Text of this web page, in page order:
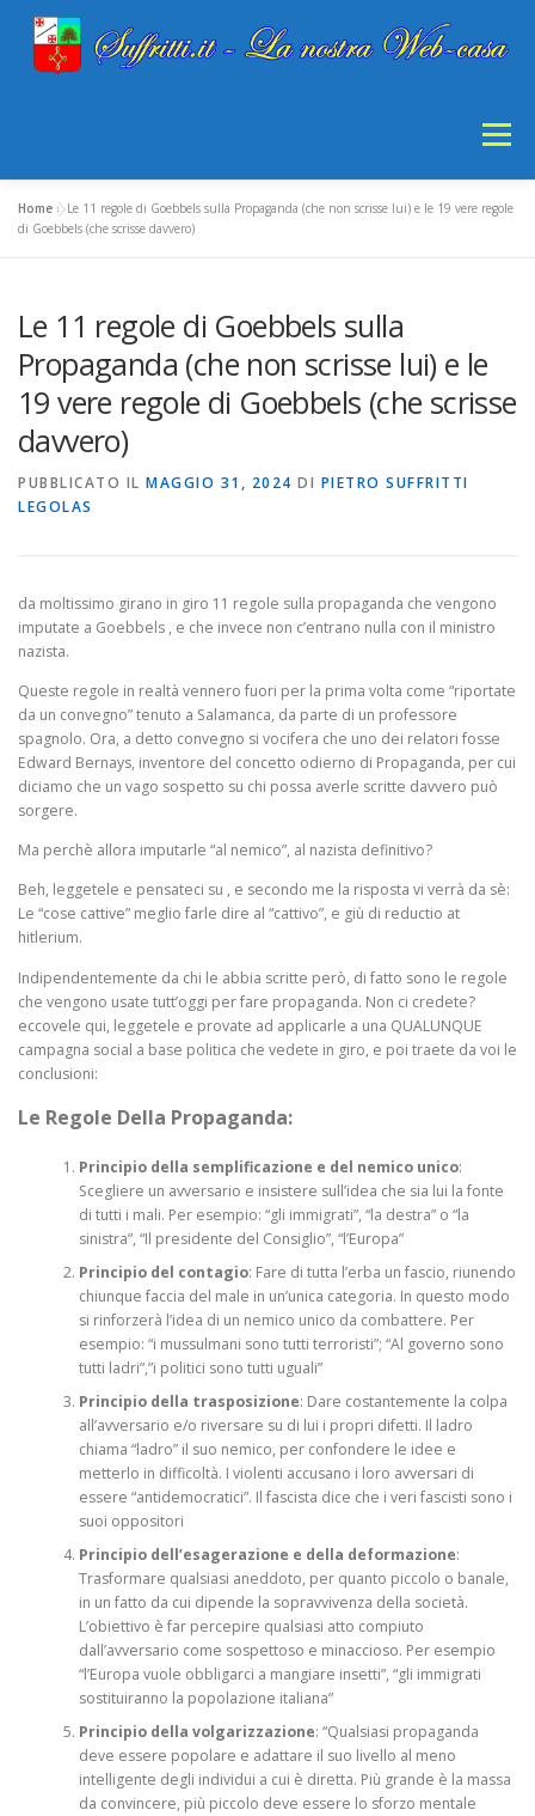
contenuto
Menu
HOME INFORMATICA
CDCNFNAN PRIVACY
Home »Le 11 regole di Goebbels sulla Propaganda (che non scrisse lui) e le 19 vere regole
di Goebbels (che scrisse davvero)
Le 11 regole di Goebbels sulla
Propaganda (che non scrisse lui) e le
19 vere regole di Goebbels (che scrisse
davvero)
PUBBLICATO IL MAGGIO 31, 2024 DI PIETRO SUFFRITTI
LEGOLAS
da moltissimo girano in giro 11 regole sulla propaganda che vengono
imputate a Goebbels , e che invece non c’entrano nulla con il ministro
nazista.
Queste regole in realtà vennero fuori per la prima volta come “riportate
da un convegno” tenuto a Salamanca, da parte di un professore
spagnolo. Ora, a detto convegno si vocifera che uno dei relatori fosse
Edward Bernays, inventore del concetto odierno di Propaganda, per cui
diciamo che un vago sospetto su chi possa averle scritte davvero può
sorgere.
Ma perchè allora imputarle “al nemico”, al nazista definitivo?
Beh, leggetele e pensateci su , e secondo me la risposta vi verrà da sè:
Le “cose cattive” meglio farle dire al “cattivo”, e giù di reductio at
hitlerium.
Indipendentemente da chi le abbia scritte però, di fatto sono le regole
che vengono usate tutt’oggi per fare propaganda. Non ci credete?
eccovele qui, leggetele e provate ad applicarle a una QUALUNQUE
campagna social a base politica che vedete in giro, e poi traete da voi le
conclusioni:
Le Regole Della Propaganda:
Principio della semplificazione e del nemico unico:
Scegliere un avversario e insistere sull’idea che sia lui la fonte
di tutti i mali. Per esempio: “gli immigrati”, “la destra” o “la
sinistra”, “Il presidente del Consiglio”, “l’Europa”
Principio del contagio: Fare di tutta l’erba un fascio, riunendo
chiunque faccia del male in un’unica categoria. In questo modo
si rinforzerà l’idea di un nemico unico da combattere. Per
esempio: “i mussulmani sono tutti terroristi”; “Al governo sono
tutti ladri”,”i politici sono tutti uguali”
Principio della trasposizione: Dare costantemente la colpa
all’avversario e/o riversare su di lui i propri difetti. Il ladro
chiama “ladro” il suo nemico, per confondere le idee e
metterlo in difficoltà. I violenti accusano i loro avversari di
essere “antidemocratici”. Il fascista dice che i veri fascisti sono i
suoi oppositori
Principio dell’esagerazione e della deformazione:
Trasformare qualsiasi aneddoto, per quanto piccolo o banale,
in un fatto da cui dipende la sopravvivenza della società.
L’obiettivo è far percepire qualsiasi atto compiuto
dall’avversario come sospettoso e minaccioso. Per esempio
“l’Europa vuole obbligarci a mangiare insetti”, “gli immigrati
sostituiranno la popolazione italiana”
Principio della volgarizzazione: “Qualsiasi propaganda
deve essere popolare e adattare il suo livello al meno
intelligente degli individui a cui è diretta. Più grande è la massa
da convincere, più piccolo deve essere lo sforzo mentale